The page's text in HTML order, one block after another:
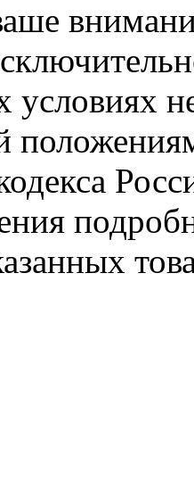
условиях